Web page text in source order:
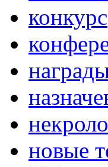
конкурс
новые